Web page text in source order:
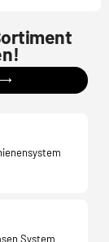
⟶
System